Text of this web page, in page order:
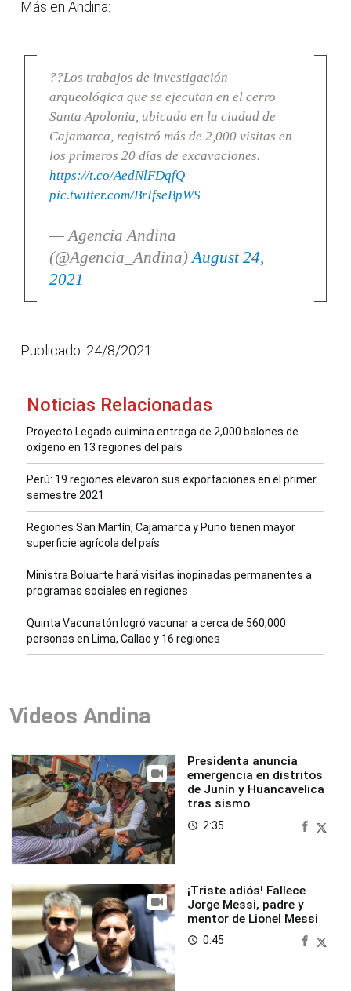
Más en Andina:
??Los trabajos de investigación
arqueológica que se ejecutan en el cerro
Santa Apolonia, ubicado en la ciudad de
Cajamarca, registró más de 2,000 visitas en
los primeros 20 días de excavaciones.
https://t.co/AedNlFDqfQ
pic.twitter.com/BrIfseBpWS
— Agencia Andina
(@Agencia_Andina) August 24,
2021
Publicado: 24/8/2021
Noticias Relacionadas
Proyecto Legado culmina entrega de 2,000 balones de
oxígeno en 13 regiones del país
Perú: 19 regiones elevaron sus exportaciones en el primer
semestre 2021
Regiones San Martín, Cajamarca y Puno tienen mayor
superficie agrícola del país
Ministra Boluarte hará visitas inopinadas permanentes a
programas sociales en regiones
Quinta Vacunatón logró vacunar a cerca de 560,000
personas en Lima, Callao y 16 regiones
Videos Andina
Presidenta anuncia
emergencia en distritos
de Junín y Huancavelica
tras sismo
access_time 2:35
¡Triste adiós! Fallece
Jorge Messi, padre y
mentor de Lionel Messi
access_time 0:45